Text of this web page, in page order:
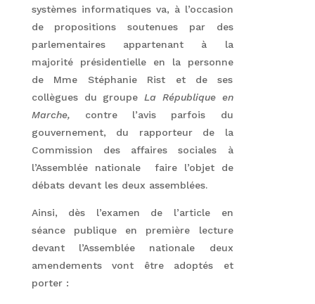
systèmes informatiques va, à l’occasion
de propositions soutenues par des
parlementaires appartenant à la
majorité présidentielle en la personne
de Mme Stéphanie Rist et de ses
collègues du groupeLa République en
Marche, contre l’avis parfois du
gouvernement, du rapporteur de la
Commission des affaires sociales à
l’Assemblée nationale faire l’objet de
débats devant les deux assemblées.
Ainsi, dès l’examen de l’article en
séance publique en première lecture
devant l’Assemblée nationale deux
amendements vont être adoptés et
porter :